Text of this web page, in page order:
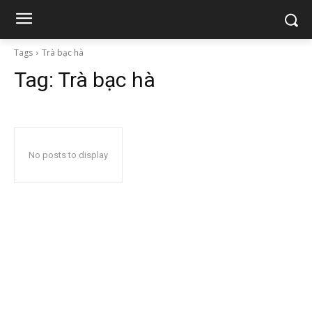
Tags Trà bạc hà
Tag: Trà bạc hà
No posts to display